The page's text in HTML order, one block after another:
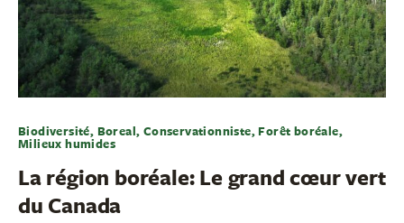
Biodiversité, Boreal, Conservationniste, Forêt boréale,
Milieux humides
La région boréale: Le grand cœur vert
du Canada